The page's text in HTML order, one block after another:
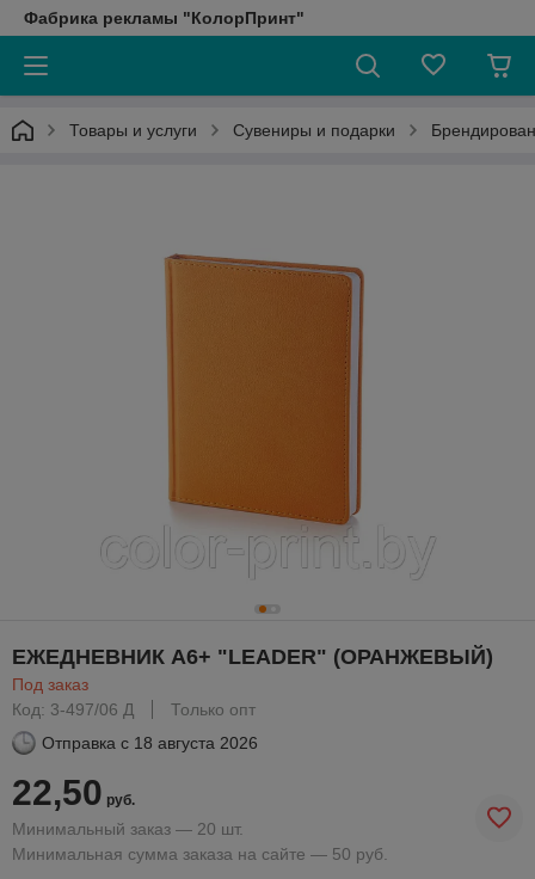
Фабрика рекламы "КолорПринт"
Товары и услуги Сувениры и подарки
ЕЖЕДНЕВНИК А6+ "LEADER" (ОРАНЖЕВЫЙ)
Под заказ
Код: 3-497/06 Д
Только опт
Отправка с 18 августа 2026
22,50 руб.
Минимальный заказ — 20 шт.
Минимальная сумма заказа на сайте — 50 руб.